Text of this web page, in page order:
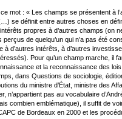
mot : « Les champs se présentent à
se définit entre autres choses en
propres à d’autres champs (on
de quelqu’un qui n’a pas été
à d’autres intérêts, à d’autres
Pour qu’un champ marche, il
et la reconnaissance des
dans Questions de sociologie,
du ministre d’État, ministre des
n’appartient pas au vocabulaire
combien emblématique), il suffit de
de Bordeaux en 2000 et les